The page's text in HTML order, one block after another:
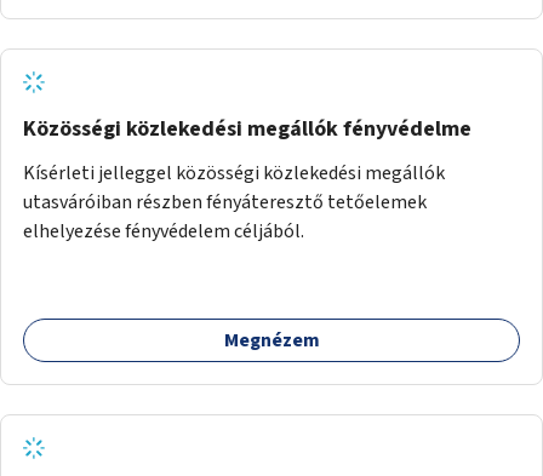
Közösségi közlekedési megállók fényvédelme
Kísérleti jelleggel közösségi közlekedési megállók
utasváróiban részben fényáteresztő tetőelemek
elhelyezése fényvédelem céljából.
Megnézem